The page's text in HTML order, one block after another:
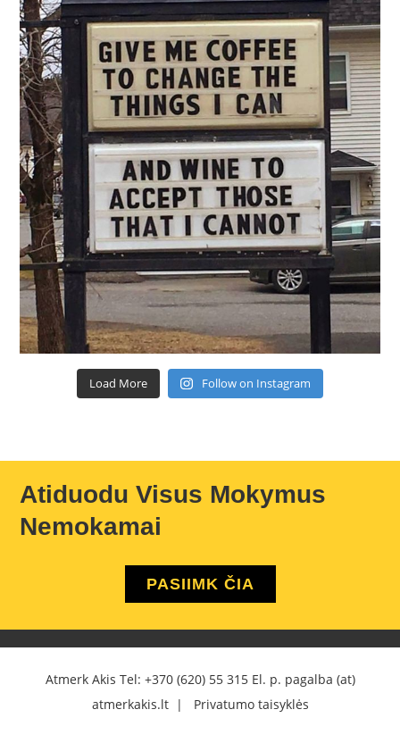
Load More Follow on Instagram
Atiduodu Visus Mokymus
Nemokamai
PASIIMK ČIA
Atmerk Akis Tel: +370 (620) 55 315El. p. pagalba (at)
atmerkakis.lt | Privatumo taisyklės